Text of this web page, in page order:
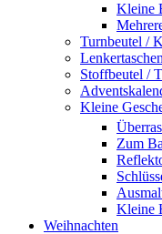
Kleine
Turnbeutel /
Lenkertaschen
Stoffbeutel /
Kleine
Zum
Kleine
Weihnachten